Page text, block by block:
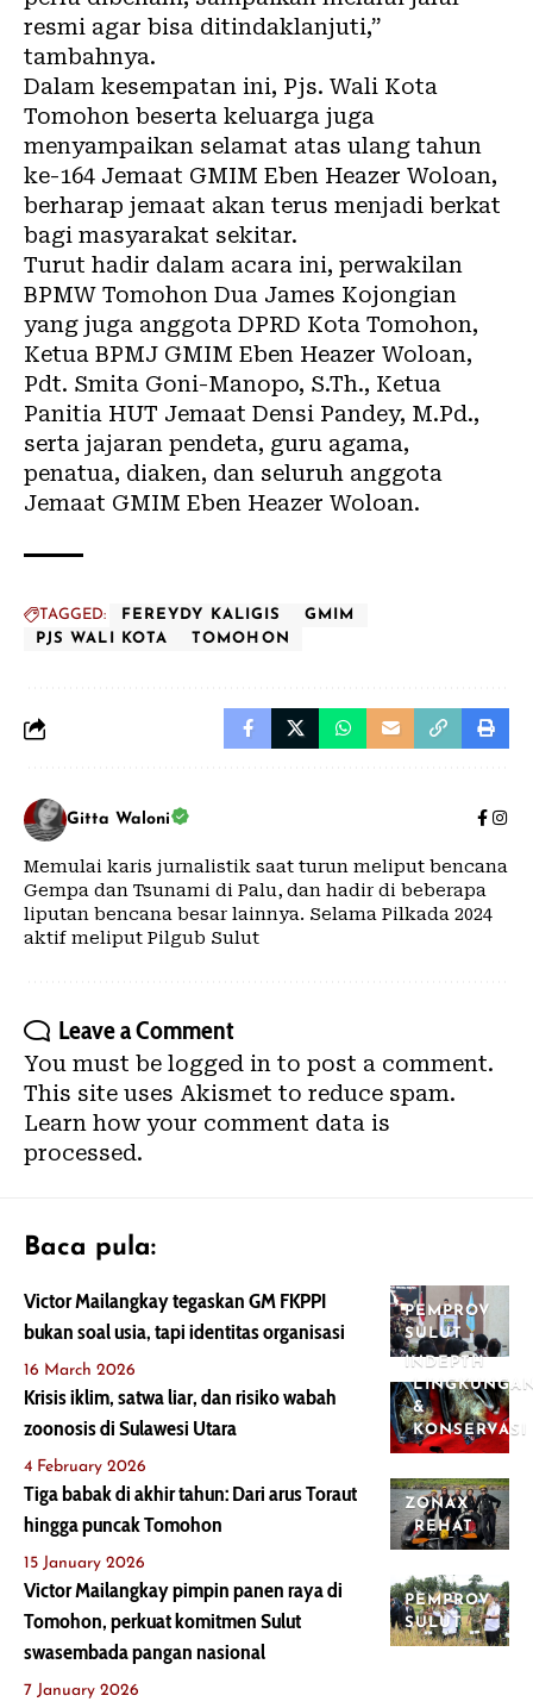
resmi agar bisa ditindaklanjuti,”
tambahnya.
Dalam kesempatan ini, Pjs. Wali Kota
Tomohon beserta keluarga juga
menyampaikan selamat atas ulang tahun
ke-164 Jemaat GMIM Eben Heazer Woloan,
berharap jemaat akan terus menjadi berkat
bagi masyarakat sekitar.
Turut hadir dalam acara ini, perwakilan
BPMW Tomohon Dua James Kojongian
yang juga anggota DPRD Kota Tomohon,
Ketua BPMJ GMIM Eben Heazer Woloan,
Pdt. Smita Goni-Manopo, S.Th., Ketua
Panitia HUT Jemaat Densi Pandey, M.Pd.,
serta jajaran pendeta, guru agama,
penatua, diaken, dan seluruh anggota
Jemaat GMIM Eben Heazer Woloan.
TAGGED: FEREYDY KALIGIS
GMIM
PJS WALI KOTA
TOMOHON
Gitta Waloni
Memulai karis jurnalistik saat turun meliput bencana
Gempa dan Tsunami di Palu, dan hadir di beberapa
liputan bencana besar lainnya. Selama Pilkada 2024
aktif meliput Pilgub Sulut
Leave a Comment
You must be logged in to post a comment.
This site uses Akismet to reduce spam.
Learn how your comment data is
processed.
Baca pula:
PEMPROV
SULUT
Victor Mailangkay tegaskan GM FKPPI
bukan soal usia, tapi identitas organisasi
16 March 2026
INDEPTH
&
KONSERVASI
Krisis iklim, satwa liar, dan risiko wabah
zoonosis di Sulawesi Utara
4 February 2026
ZONAX
REHAT
Tiga babak di akhir tahun: Dari arus Toraut
hingga puncak Tomohon
15 January 2026
PEMPROV
SULUT
Victor Mailangkay pimpin panen raya di
Tomohon, perkuat komitmen Sulut
swasembada pangan nasional
7 January 2026